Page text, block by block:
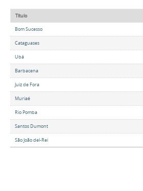
Título
Bom Sucesso
Cataguases
Ubá
Barbacena
Juiz de Fora
Muriaé
Rio Pomba
Santos Dumont
São João del-Rei